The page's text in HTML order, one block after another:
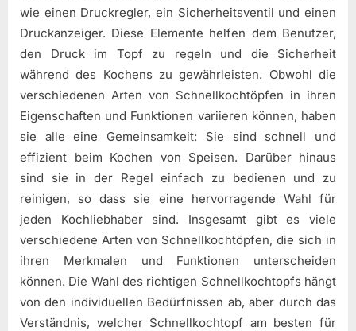
wie einen Druckregler, ein Sicherheitsventil und einen
Druckanzeiger. Diese Elemente helfen dem Benutzer,
den Druck im Topf zu regeln und die Sicherheit
während des Kochens zu gewährleisten. Obwohl die
verschiedenen Arten von Schnellkochtöpfen in ihren
Eigenschaften und Funktionen variieren können, haben
sie alle eine Gemeinsamkeit: Sie sind schnell und
effizient beim Kochen von Speisen. Darüber hinaus
sind sie in der Regel einfach zu bedienen und zu
reinigen, so dass sie eine hervorragende Wahl für
jeden Kochliebhaber sind. Insgesamt gibt es viele
verschiedene Arten von Schnellkochtöpfen, die sich in
ihren Merkmalen und Funktionen unterscheiden
können. Die Wahl des richtigen Schnellkochtopfs hängt
von den individuellen Bedürfnissen ab, aber durch das
Verständnis, welcher Schnellkochtopf am besten für